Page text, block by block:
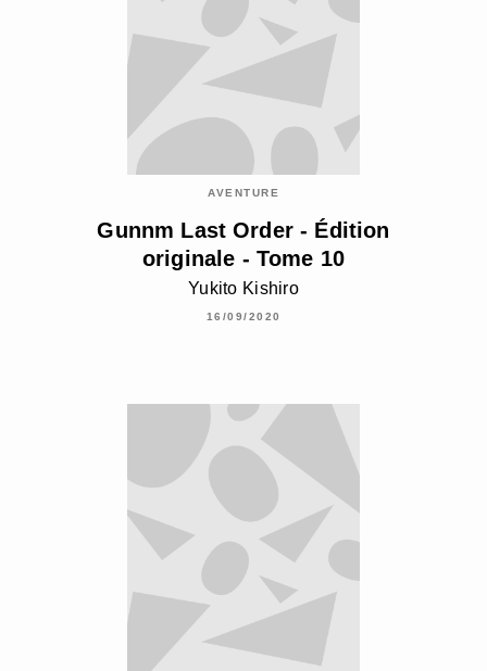
AVENTURE
Gunnm Last Order - Édition
originale - Tome 10
Yukito Kishiro
16/09/2020